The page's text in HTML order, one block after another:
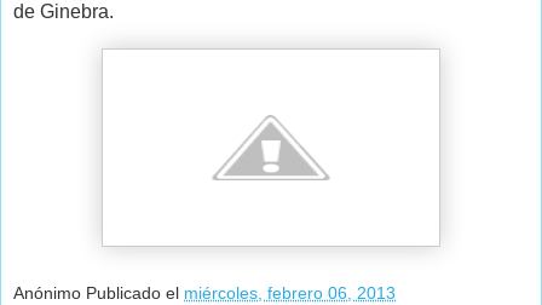
de Ginebra.
Anónimo Publicado el miércoles, febrero 06, 2013